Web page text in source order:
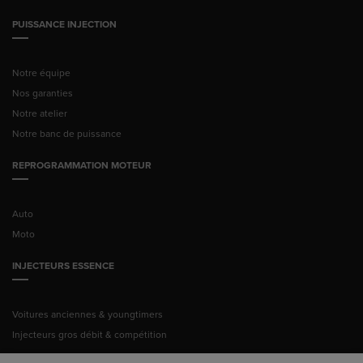
PUISSANCE INJECTION
Notre équipe
Nos garanties
Notre atelier
Notre banc de puissance
REPROGRAMMATION MOTEUR
Auto
Moto
INJECTEURS ESSENCE
Voitures anciennes & youngtimers
Injecteurs gros débit & compétition